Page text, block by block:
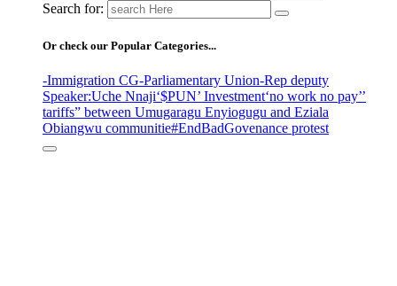
Search for:
Or check our Popular Categories...
-Immigration CG-Parliamentary Union-Rep deputy
Speaker:Uche Nnaji‘$PUN’ Investment‘no work no pay’’
tariffs” between Umugaragu Enyiogugu and Eziala
Obiangwu communitie#EndBadGovenance protest